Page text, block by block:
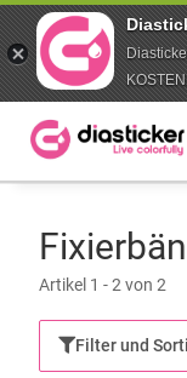
Artikel 1 - 2 von 2
Filter und